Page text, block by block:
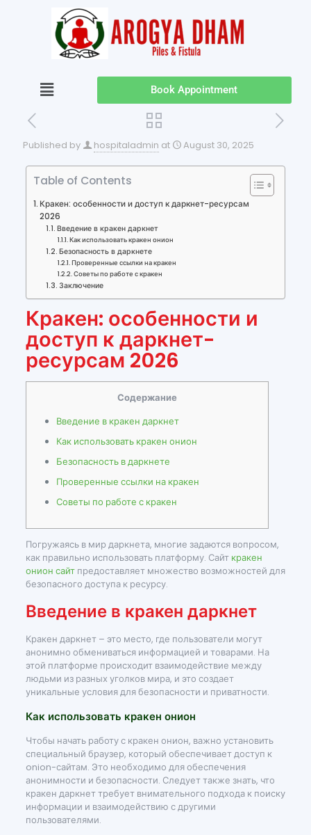
Book Appointment
Published by hospitaladmin at August 30, 2025
Table of Contents
Кракен: особенности и доступ к даркнет-ресурсам
2026
Введение в кракен даркнет
Как использовать кракен онион
Безопасность в даркнете
Проверенные ссылки на кракен
Советы по работе с кракен
Заключение
Кракен: особенности и
доступ к даркнет-
ресурсам 2026
Содержание
Введение в кракен даркнет
Как использовать кракен онион
Безопасность в даркнете
Проверенные ссылки на кракен
Советы по работе с кракен
Погружаясь в мир даркнета, многие задаются вопросом,
как правильно использовать платформу. Сайт кракен
онион сайтпредоставляет множество возможностей для
безопасного доступа к ресурсу.
Введение в кракен даркнет
Кракен даркнет – это место, где пользователи могут
анонимно обмениваться информацией и товарами. На
этой платформе происходит взаимодействие между
людьми из разных уголков мира, и это создает
уникальные условия для безопасности и приватности.
Как использовать кракен онион
Чтобы начать работу с кракен онион, важно установить
специальный браузер, который обеспечивает доступ к
onion-сайтам. Это необходимо для обеспечения
анонимности и безопасности. Следует также знать, что
кракен даркнет требует внимательного подхода к поиску
информации и взаимодействию с другими
пользователями.